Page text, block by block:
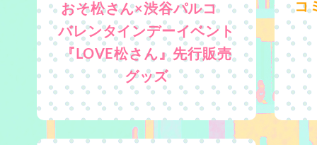
おそ松さん×渋谷パルコ
バレンタインデーイベント
『LOVE松さん』先行販売
グッズ
コ